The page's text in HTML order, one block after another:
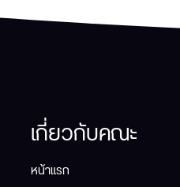
เกี่ยวกับคณะ
หน้าแรก